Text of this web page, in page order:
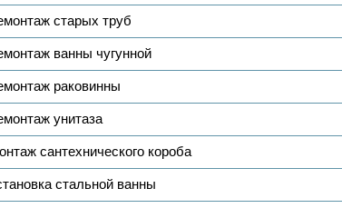
старых труб
ванны чугунной
раковинны
унитаза
сантехнического короба
стальной ванны